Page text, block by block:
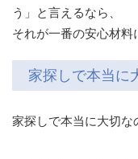
う」と言えるなら、
それが一番の安心材料
家探しで本当に
家探しで本当に大切な